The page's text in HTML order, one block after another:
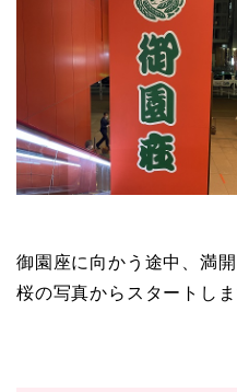
御園座に向かう途中、満
桜の写真からスタートしま